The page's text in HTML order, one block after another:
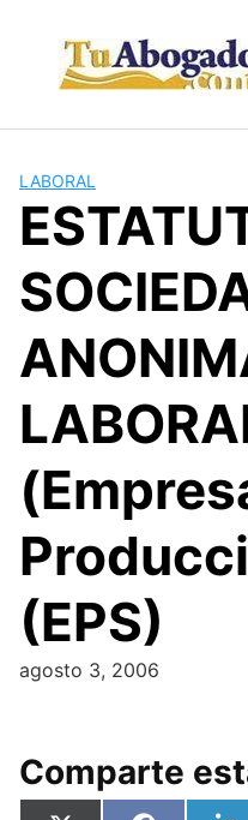
content
LABORAL
(EPS)
agosto 3, 2006
Comparte